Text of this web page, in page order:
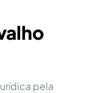
pela